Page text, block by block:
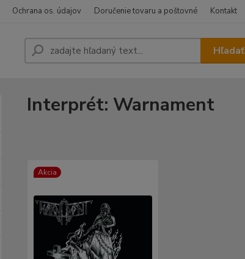
Ochrana os. údajov Doručenie tovaru a poštovné Kontakt
Hľadať
Interprét: Warnament
Akcia